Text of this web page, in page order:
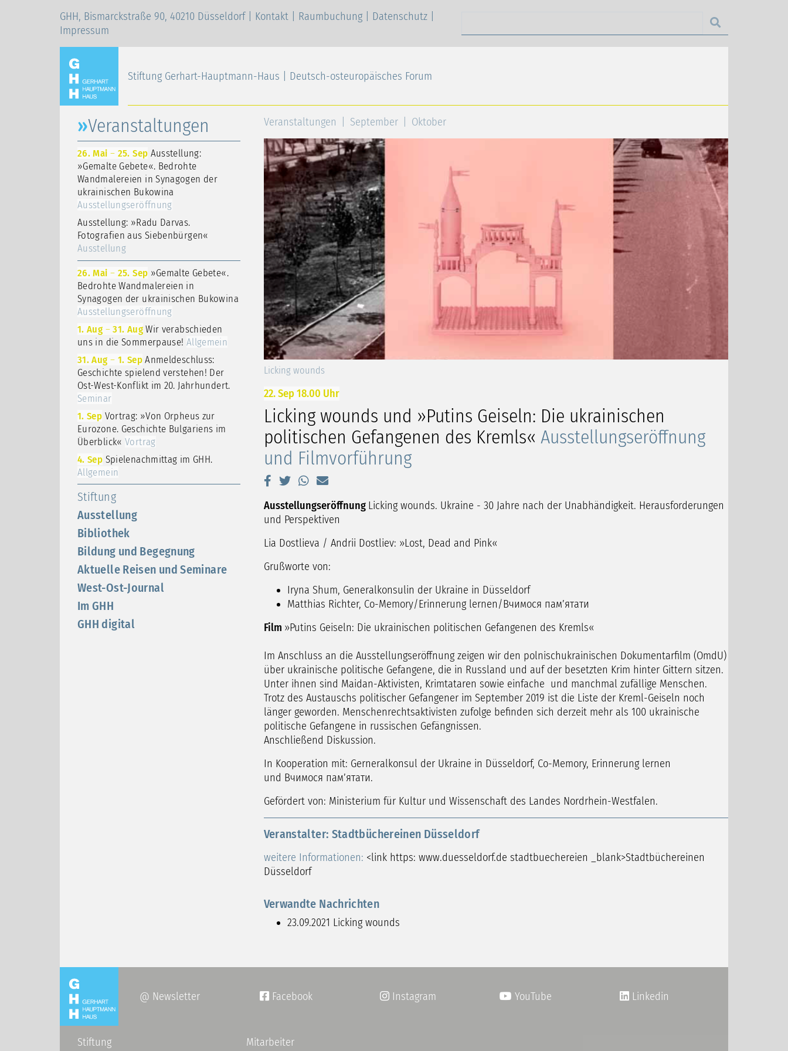
GHH, Bismarckstraße 90, 40210 Düsseldorf | Kontakt Raumbuchung Datenschutz
Impressum
Stiftung Gerhart-Hauptmann-Haus | Deutsch-osteuropäisches Forum
Stiftung
Ausstellung
Bibliothek
Bildung und Begegnung
Aktuelle Reisen und Seminare
West-Ost-Journal
Im GHH
GHH digital
Veranstaltungen
26. Mai – 25. Sep Ausstellung:
»Gemalte Gebete«. Bedrohte
Wandmalereien in Synagogen der
ukrainischen Bukowina
Ausstellungseröffnung
Ausstellung: »Radu Darvas.
Fotografien aus Siebenbürgen«
Ausstellung
26. Mai – 25. Sep »Gemalte Gebete«.
Bedrohte Wandmalereien in
Synagogen der ukrainischen Bukowina
Ausstellungseröffnung
1. Aug –31. AugWir verabschieden
uns in die Sommerpause! Allgemein
31. Aug – 1. SepAnmeldeschluss:
Geschichte spielend verstehen! Der
Ost-West-Konflikt im 20. Jahrhundert.
Seminar
1. Sep Vortrag: »Von Orpheus zur
Eurozone. Geschichte Bulgariens im
Überblick«Vortrag
4. Sep Spielenachmittag im GHH.
Allgemein
Veranstaltungen September Oktober
Licking wounds
22. Sep 18.00 Uhr
Licking wounds und »Putins Geiseln: Die ukrainischen
politischen Gefangenen des Kremls« Ausstellungseröffnung
und Filmvorführung
Ausstellungseröffnung Licking wounds. Ukraine - 30 Jahre nach der Unabhändigkeit. Herausforderungen
und Perspektiven
Lia Dostlieva / Andrii Dostliev: »Lost, Dead and Pink«
Grußworte von:
Iryna Shum, Generalkonsulin der Ukraine in Düsseldorf
Matthias Richter, Co-Memory/Erinnerung lernen/Вчимося пам’ятати
Film »Putins Geiseln: Die ukrainischen politischen Gefangenen des Kremls«
Im Anschluss an die Ausstellungseröffnung zeigen wir den polnischukrainischen Dokumentarfilm (OmdU)
über ukrainische politische Gefangene, die in Russland und auf der besetzten Krim hinter Gittern sitzen.
Unter ihnen sind Maidan-Aktivisten, Krimtataren sowie einfache und manchmal zufällige Menschen.
Trotz des Austauschs politischer Gefangener im September 2019 ist die Liste der Kreml-Geiseln noch
länger geworden. Menschenrechtsaktivisten zufolge befinden sich derzeit mehr als 100 ukrainische
politische Gefangene in russischen Gefängnissen.
Anschließend Diskussion.
In Kooperation mit: Gerneralkonsul der Ukraine in Düsseldorf, Co-Memory, Erinnerung lernen
und Вчимося пам’ятати.
Gefördert von: Ministerium für Kultur und Wissenschaft des Landes Nordrhein-Westfalen.
Veranstalter: Stadtbüchereinen Düsseldorf
weitere Informationen: <link https: www.duesseldorf.de stadtbuechereien _blank>Stadtbüchereinen
Düsseldorf
Verwandte Nachrichten
23.09.2021 Licking wounds
@ Newsletter  Facebook Instagram YouTube Linkedin
Stiftung
Mitarbeiter